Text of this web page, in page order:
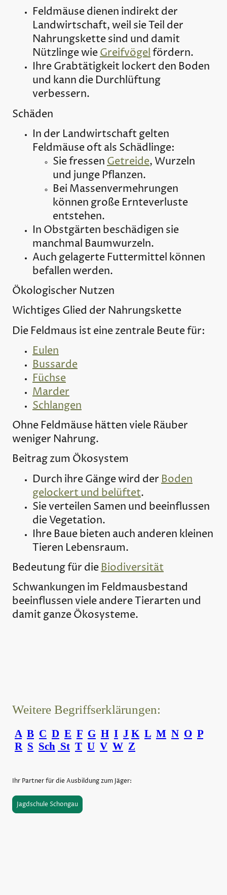
Feldmäuse dienen indirekt der
Landwirtschaft, weil sie Teil der
Nahrungskette sind und damit
Nützlinge wieGreifvögelfördern.
Ihre Grabtätigkeit lockert den Boden
und kann die Durchlüftung
verbessern.
Schäden
In der Landwirtschaft gelten
Feldmäuse oft als Schädlinge:
Sie fressenGetreide, Wurzeln
und junge Pflanzen.
Bei Massenvermehrungen
können große Ernteverluste
entstehen.
In Obstgärten beschädigen sie
manchmal Baumwurzeln.
Auch gelagerte Futtermittel können
befallen werden.
Ökologischer Nutzen
Wichtiges Glied der Nahrungskette
Die Feldmaus ist eine zentrale Beute für:
Eulen
Bussarde
Füchse
Marder
Schlangen
Ohne Feldmäuse hätten viele Räuber
weniger Nahrung.
Beitrag zum Ökosystem
Durch ihre Gänge wird derBoden
gelockert und belüftet.
Sie verteilen Samen und beeinflussen
die Vegetation.
Ihre Baue bieten auch anderen kleinen
Tieren Lebensraum.
Bedeutung für dieBiodiversität
Schwankungen im Feldmausbestand
beeinflussen viele andere Tierarten und
damit ganze Ökosysteme.
Weitere Begriffserklärungen:
A B C D E F G H I J K L M N O P
R S Sch St T U V W Z
Ihr Partner für die Ausbildung zum Jäger:
Jagdschule Schongau